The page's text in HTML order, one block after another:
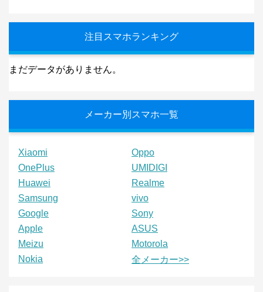
注目スマホランキング
まだデータがありません。
メーカー別スマホ一覧
Xiaomi
Oppo
OnePlus
UMIDIGI
Huawei
Realme
Samsung
vivo
Google
Sony
Apple
ASUS
Meizu
Motorola
Nokia
全メーカー>>